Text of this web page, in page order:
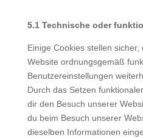
5.1 Technische oder
Einige Cookies stellen
Website ordnungsgemäß
Benutzereinstellungen
Durch das Setzen
dir den Besuch unserer
du beim Besuch unserer
dieselben Informationen